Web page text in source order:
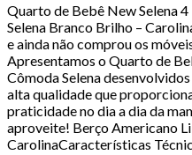
Quarto de Bebê New Selena
Selena Branco Brilho –
e ainda não comprou os
Apresentamos o Quarto de
Cômoda Selena
alta qualidade que
praticidade no dia a dia da
aproveite! Berço Americano
CarolinaCaracterísticas